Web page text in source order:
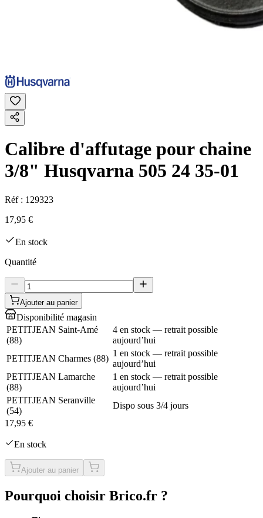
Calibre d'affutage pour chaine
3/8" Husqvarna 505 24 35-01
Réf : 129323
17,95 €
En stock
Quantité
Ajouter au panier
Disponibilité magasin
PETITJEAN Saint-Amé
(88)
4 en stock — retrait possible
aujourd’hui
PETITJEAN Charmes (88)
1 en stock — retrait possible
aujourd’hui
PETITJEAN Lamarche
(88)
1 en stock — retrait possible
aujourd’hui
PETITJEAN Seranville
(54)
Dispo sous 3/4 jours
17,95 €
En stock
Ajouter au panier
Pourquoi choisir Brico.fr ?